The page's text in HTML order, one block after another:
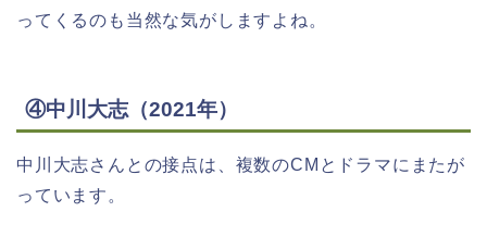
ってくるのも当然な気がしますよね。
④中川大志（2021年）
中川大志さんとの接点は、複数のCMとドラマにまたが
っています。